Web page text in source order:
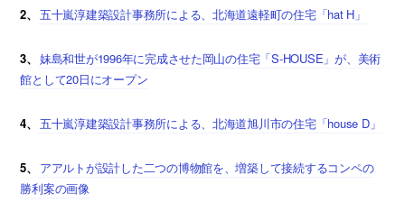
2、 五十嵐淳建築設計事務所による、北海道遠軽町の住宅「hat H」
3、 妹島和世が1996年に完成させた岡山の住宅「S-HOUSE」が、美術
館として20日にオープン
4、 五十嵐淳建築設計事務所による、北海道旭川市の住宅「house D」
5、
アアルトが設計した二つの博物館を、増築して接続するコンペの
勝利案の画像